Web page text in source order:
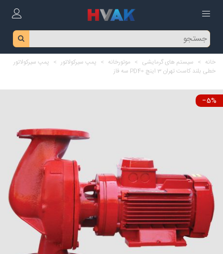
خانه > سیستم های گرمایشی > موتورخانه > پمپ سیرکولاتور > پمپ سیرکولاتور
خطی بلند کاست تهران 3 اینچ PD40 سه فاز
‎−5%